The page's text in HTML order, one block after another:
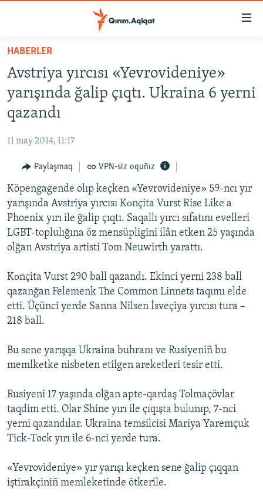
Esas
qaytmaq
Baş
navigatsiyağa
qaytmaq
Qıdıruvğa
qaytmaq
İQTİSADİYAT
MEDENİYET
İNSAN AQLARI
VİDEO
SÜRET
BLOGLAR
FİKİR
Русский
Українською
RFE/RS bütün saytları
HABERLER
Avstriya yırcısı «Yevrovideniye»
yarışında ğalip çıqtı. Ukraina 6 yerni
qazandı
11 may 2014, 11:17
Paylaşmaq VPN-siz oquñız
Köpengagende olıp keçken «Yevrovideniye» 59-ncı yır
yarışında Avstriya yırcısı Kоnçita Vurst Rise Like a
Phoenix yırı ile ğalip çıqtı. Saqallı yırcı sıfatını evelleri
LGBT-toplulığına öz mensüpligini ilân etken 25 yaşında
olğan Avstriya artisti Tom Neuwirth yarattı.
Kоnçita Vurst 290 ball qazandı. Ekinci yerni 238 ball
qazanğan Felemenk The Common Linnets taqımı elde
etti. Üçünci yerde Sanna Nilsen İsveçiya yırcısı tura –
218 ball.
Bu sene yarışqa Ukraina buhranı ve Rusiyeniñ bu
memlketke nisbeten etilgen areketleri tesir etti.
Rusiyeni 17 yaşında olğan apte-qardaş Tolmaçövlar
taqdim etti. Olar Shine yırı ile çıqışta bulunıp, 7-nci
yerni qazandılar. Ukraina temsilcisi Mariya Yaremçuk
Tick-Tock yırı ile 6-nci yerde tura.
«Yevrovideniye» yır yarışı keçken sene ğalip çıqqan
iştirakçiniñ memleketinde ötkerile.